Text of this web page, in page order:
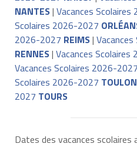
NANTES| Vacances
Scolaires 2026-2027
2026-2027 REIMS|
RENNES| Vacances
Vacances Scolaires 2026-2027
Scolaires 2026-2027 TOULON
2027 TOURS
Dates des vacances scolaires